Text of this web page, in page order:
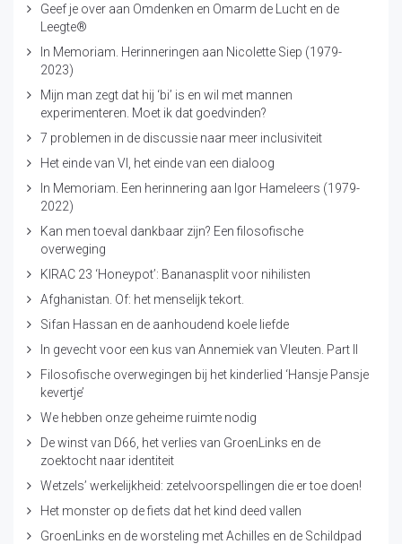
Geef je over aan Omdenken en Omarm de Lucht en de
Leegte®
In Memoriam. Herinneringen aan Nicolette Siep (1979-
2023)
Mijn man zegt dat hij ‘bi’ is en wil met mannen
experimenteren. Moet ik dat goedvinden?
7 problemen in de discussie naar meer inclusiviteit
Het einde van VI, het einde van een dialoog
In Memoriam. Een herinnering aan Igor Hameleers (1979-
2022)
Kan men toeval dankbaar zijn? Een filosofische
overweging
KIRAC 23 ‘Honeypot’: Bananasplit voor nihilisten
Afghanistan. Of: het menselijk tekort.
Sifan Hassan en de aanhoudend koele liefde
In gevecht voor een kus van Annemiek van Vleuten. Part II
Filosofische overwegingen bij het kinderlied ‘Hansje Pansje
kevertje’
We hebben onze geheime ruimte nodig
De winst van D66, het verlies van GroenLinks en de
zoektocht naar identiteit
Wetzels’ werkelijkheid: zetelvoorspellingen die er toe doen!
Het monster op de fiets dat het kind deed vallen
GroenLinks en de worsteling met Achilles en de Schildpad